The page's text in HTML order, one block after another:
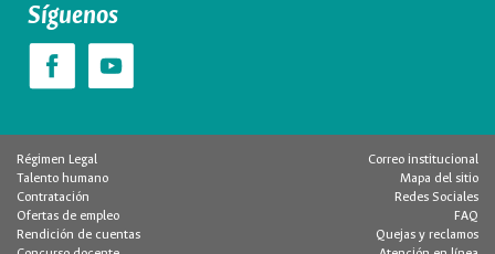
Síguenos
Régimen Legal
Talento humano
Contratación
Ofertas de empleo
Rendición de cuentas
Correo institucional
Mapa del sitio
Redes Sociales
FAQ
Quejas y reclamos